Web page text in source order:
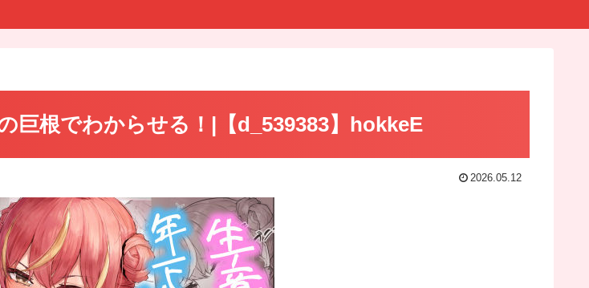
巨根でわからせる！|【d_539383】hokkeE
2026.05.12